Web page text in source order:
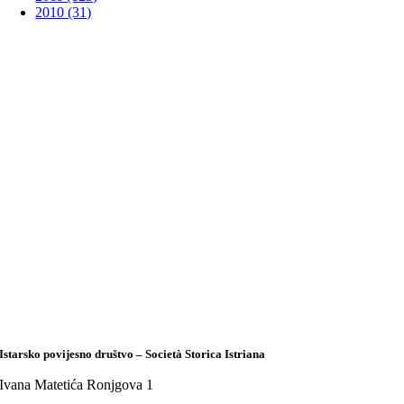
2010 (31)
Istarsko povijesno društvo – Società Storica Istriana
Ivana Matetića Ronjgova 1